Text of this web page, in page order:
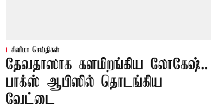
சினிமா செய்திகள்
தேவதாஸாக களமிறங்கிய லோகேஷ்..
பாக்ஸ் ஆபிஸில் தொடங்கிய
வேட்டை